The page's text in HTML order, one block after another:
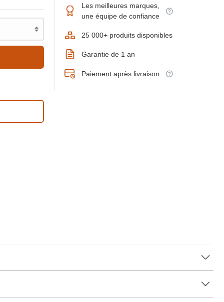
Les meilleures marques,
une équipe de confiance
25 000+ produits disponibles
Garantie de 1 an
Paiement après livraison